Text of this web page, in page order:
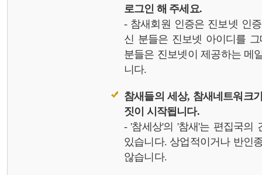
로그인 해 주세요.
- 참새회원 인증은 진보넷 인
신 분들은 진보넷 아이디를
분들은 진보넷이 제공하는 메
니다.
참새들의 세상, 참새네트워크
짓이 시작됩니다.
- '참세상'의 '참새'는 편집국의
있습니다. 상업적이거나 반인
않습니다.